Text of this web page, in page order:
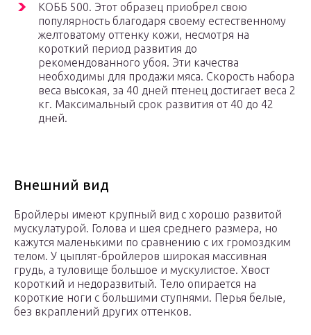
КОББ 500. Этот образец приобрел свою
популярность благодаря своему естественному
желтоватому оттенку кожи, несмотря на
короткий период развития до
рекомендованного убоя. Эти качества
необходимы для продажи мяса. Скорость набора
веса высокая, за 40 дней птенец достигает веса 2
кг. Максимальный срок развития от 40 до 42
дней.
Внешний вид
Бройлеры имеют крупный вид с хорошо развитой
мускулатурой. Голова и шея среднего размера, но
кажутся маленькими по сравнению с их громоздким
телом. У цыплят-бройлеров широкая массивная
грудь, а туловище большое и мускулистое. Хвост
короткий и недоразвитый. Тело опирается на
короткие ноги с большими ступнями. Перья белые,
без вкраплений других оттенков.